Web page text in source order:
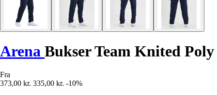
Arena Bukser Team Knited Poly
Fra
373,00 kr. 335,00 kr. -10%